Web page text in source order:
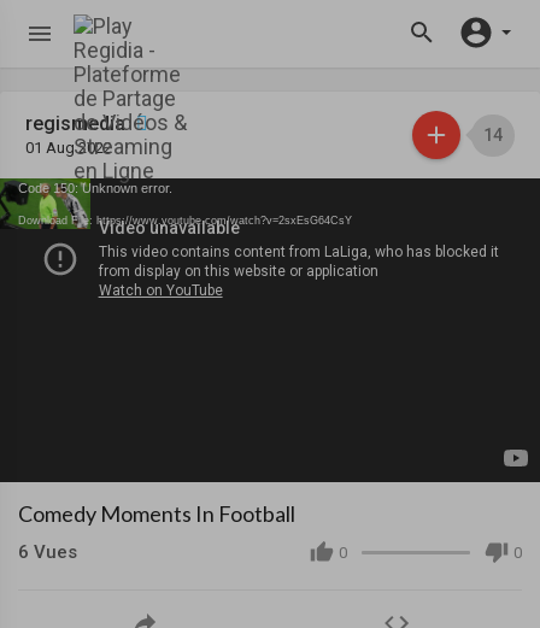
regismedia
01 Aug 2022
14
Code 150: Unknown error.
Download File: https://www.youtube.com/watch?v=2sxEsG64CsY
Comedy Moments In Football
0 0
6 Vues